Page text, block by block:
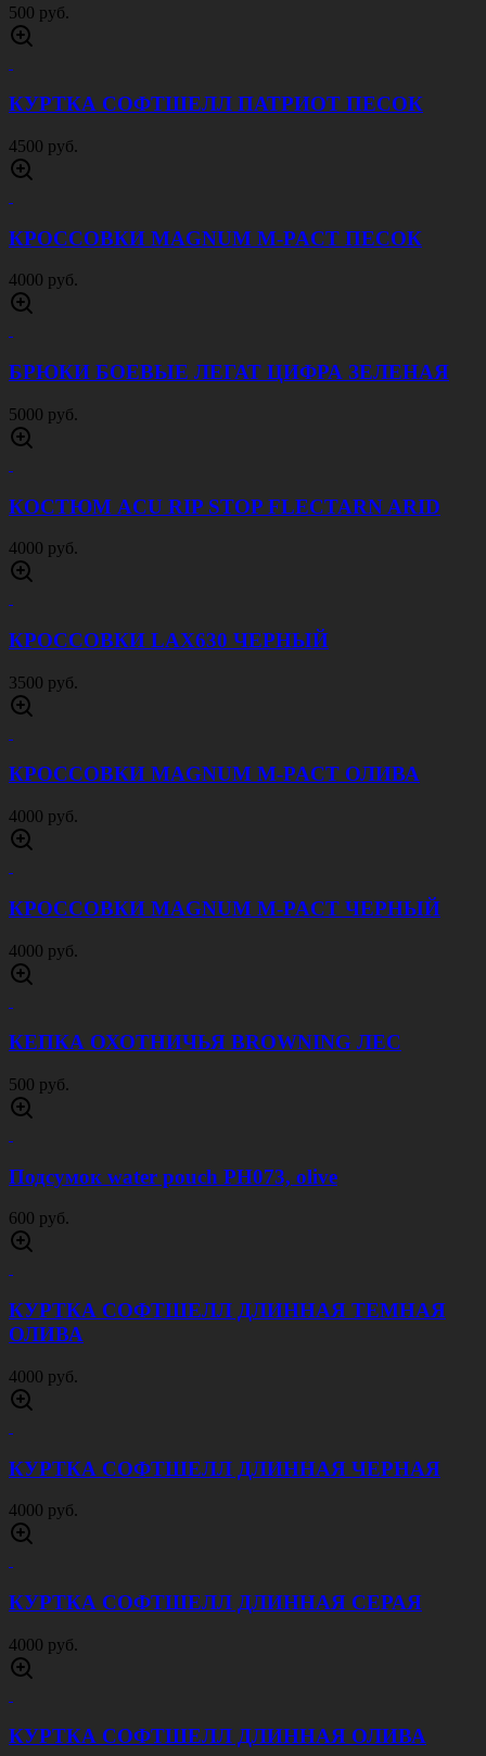
3500 руб.
КРОССОВКИ MAGNUM M-PACT ОЛИВА
4000 руб.
КРОССОВКИ MAGNUM M-PACT ЧЕРНЫЙ
4000 руб.
КЕПКА ОХОТНИЧЬЯ BROWNING ЛЕС
500 руб.
Подсумок water pouch PH073, olive
600 руб.
КУРТКА СОФТШЕЛЛ ДЛИННАЯ ТЕМНАЯ
ОЛИВА
4000 руб.
КУРТКА СОФТШЕЛЛ ДЛИННАЯ ЧЕРНАЯ
4000 руб.
КУРТКА СОФТШЕЛЛ ДЛИННАЯ СЕРАЯ
4000 руб.
КУРТКА СОФТШЕЛЛ ДЛИННАЯ ОЛИВА
4000 руб.
КУРТКА СОФТШЕЛЛ ДЛИННАЯ ПЕСОК
4000 руб.
ТЕРМОБЕЛЬЕ ВАФЕЛЬНОЕ ФЛИСОВОЕ
ОЛИВА
2500 руб.
ТЕРМОБРЮКИ 2Й СЛОЙ ВАФЕЛЬНЫЕ
ОЛИВА
1300 руб.
КУРТКА ТАКТИЧЕСКАЯ ЗИМНЯЯ 7 СЛОЙ
9000 руб.